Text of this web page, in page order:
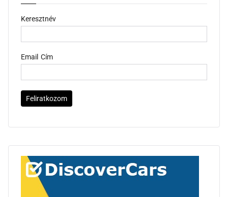
Keresztnév
Email Cím